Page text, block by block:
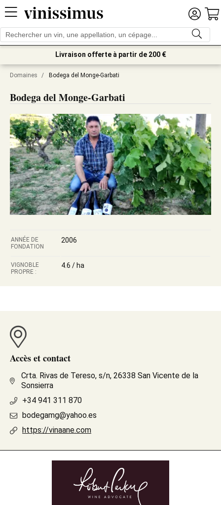
Livraison offerte à partir de 200 €
Domaines / Bodega del Monge-Garbati
Bodega del Monge-Garbati
ANNÉE DE
FONDATION
2006
VIGNOBLE
PROPRE :
4.6 / ha
Accès et contact
Crta. Rivas de Tereso, s/n, 26338 San Vicente de la
Sonsierra
+34 941 311 870
bodegamg@yahoo.es
https://vinaane.com